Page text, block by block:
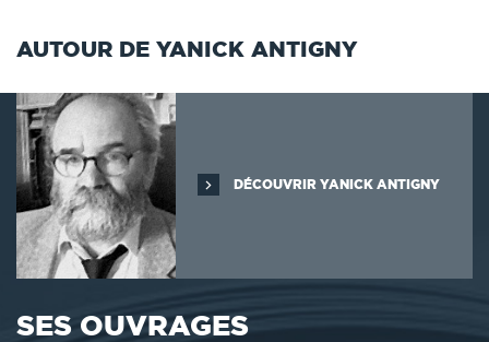
AUTOUR DE YANICK ANTIGNY
DÉCOUVRIR YANICK ANTIGNY
SES OUVRAGES